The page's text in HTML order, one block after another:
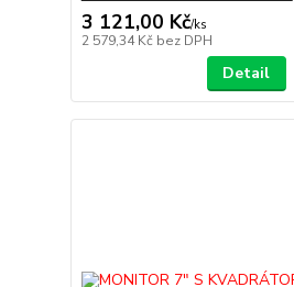
3 121,00 Kč/ks
2 579,34 Kč bez DPH
Detail